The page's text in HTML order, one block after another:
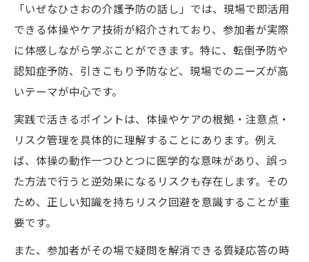
「いぜなひさおの介護予防の話し」では、現場で即活用
できる体操やケア技術が紹介されており、参加者が実際
に体感しながら学ぶことができます。特に、転倒予防や
認知症予防、引きこもり予防など、現場でのニーズが高
いテーマが中心です。
実践で活きるポイントは、体操やケアの根拠・注意点・
リスク管理を具体的に理解することにあります。例え
ば、体操の動作一つひとつに医学的な意味があり、誤っ
た方法で行うと逆効果になるリスクも存在します。その
ため、正しい知識を持ちリスク回避を意識することが重
要です。
また、参加者がその場で疑問を解消できる質疑応答の時